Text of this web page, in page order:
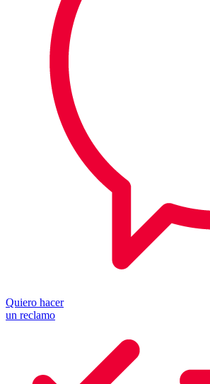
Quiero hacer
un reclamo